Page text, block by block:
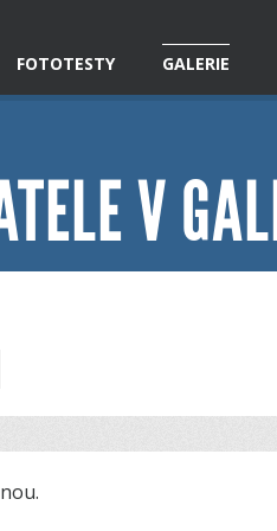
FOTOTESTY GALERIE
V